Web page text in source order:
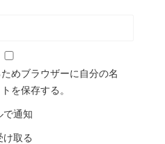
めブラウザーに自分の名
を保存する。
で通知
け取る